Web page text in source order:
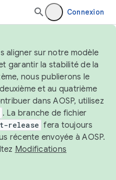
Connexion
aligner sur notre modèle
garantir la stabilité de la
nous publierons le
et au quatrième
dans AOSP, utilisez
. La branche de fichier
release fera toujours
récente envoyée à AOSP.
Modifications